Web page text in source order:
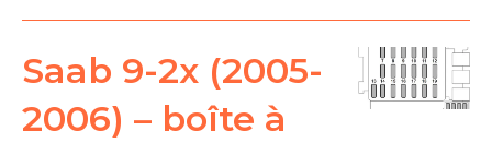
Saab 9-2x (2005-
2006) – boîte à